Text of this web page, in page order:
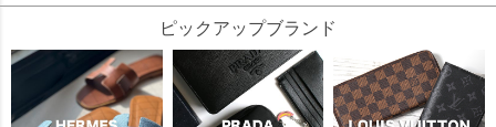
ピックアップブランド